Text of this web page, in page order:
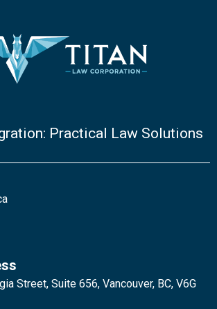
Practical Law Solutions
Street, Suite 656, Vancouver, BC, V6G